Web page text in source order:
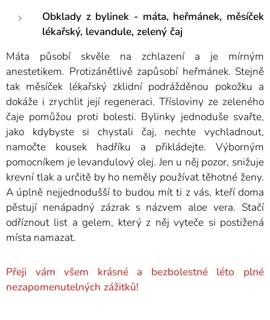
Obklady z bylinek - máta, heřmánek, měsíček
lékařský, levandule, zelený čaj
Máta působí skvěle na zchlazení a je mírným
anestetikem. Protizánětlivě zapůsobí heřmánek. Stejně
tak měsíček lékařský zklidní podrážděnou pokožku a
dokáže i zrychlit její regeneraci. Třísloviny ze zeleného
čaje pomůžou proti bolesti. Bylinky jednoduše svařte,
jako kdybyste si chystali čaj, nechte vychladnout,
namočte kousek hadříku a přikládejte. Výborným
pomocníkem je levandulový olej. Jen u něj pozor, snižuje
krevní tlak a určitě by ho neměly používat těhotné ženy.
A úplně nejjednodušší to budou mít ti z vás, kteří doma
pěstují nenápadný zázrak s názvem aloe vera. Stačí
odříznout list a gelem, který z něj vyteče si postižená
místa namazat.
Přeji vám všem krásné a bezbolestné léto plné
nezapomenutelných zážitků!